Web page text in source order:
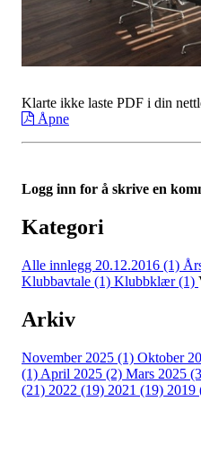
Klarte ikke laste PDF i din
Åpne
Logg inn for å skrive en
Kategori
Alle innlegg 20.12.2016 (1)
Klubbavtale (1) Klubbklær (1)
Arkiv
November 2025 (1) Oktober
(1) April 2025 (2) Mars 2025
(21) 2022 (19) 2021 (19) 2019